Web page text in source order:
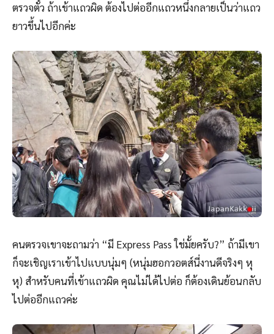
ตรวจตั๋ว ถ้าเข้าแถวผิด ต้องไปต่ออีกแถวหนึ่งกลายเป็นว่าแถว
ยาวขึ้นไปอีกค่ะ
คนตรวจเขาจะถามว่า “มี Express Pass ใช่มั้ยครับ?” ถ้ามีเขา
ก็จะเชิญเราเข้าไปแบบนุ่มๆ (หนุ่มฮอกวอตส์นี่งานดีจริงๆ หุ
หุ) สำหรับคนที่เข้าแถวผิด คุณไม่ได้ไปต่อ ก็ต้องเดินย้อนกลับ
ไปต่ออีกแถวค่ะ